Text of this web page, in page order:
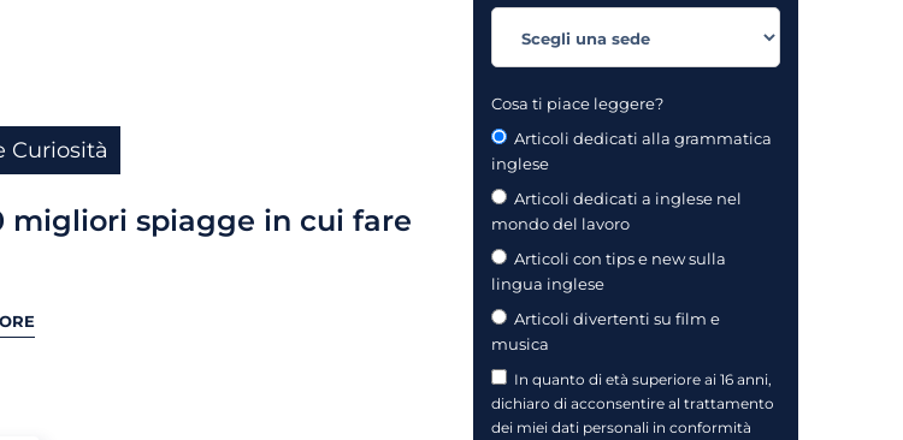
Curiosità
migliori spiagge in cui fare
Cosa ti piace leggere?
Articoli dedicati alla grammatica
inglese
Articoli dedicati a inglese nel
mondo del lavoro
Articoli con tips e new sulla
lingua inglese
Articoli divertenti su film e
musica
In quanto di età superiore ai 16 anni,
dichiaro di acconsentire al trattamento
dei miei dati personali in conformità